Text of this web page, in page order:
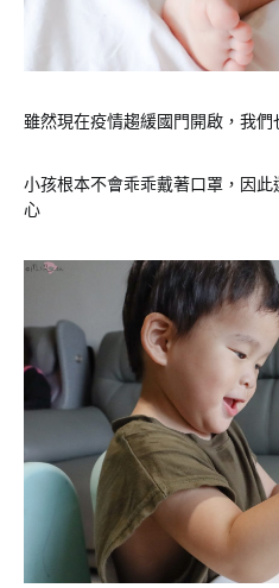
雖然現在疫情趨緩國門開啟，我
小孩根本不會乖乖戴著口罩，因
心